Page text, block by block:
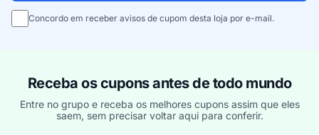
Concordo em receber avisos de cupom desta loja por e-mail.
Receba os cupons antes de todo mundo
Entre no grupo e receba os melhores cupons assim que eles
saem, sem precisar voltar aqui para conferir.